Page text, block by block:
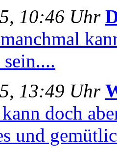
10:46 Uhr
13:49 Uhr
doch
und